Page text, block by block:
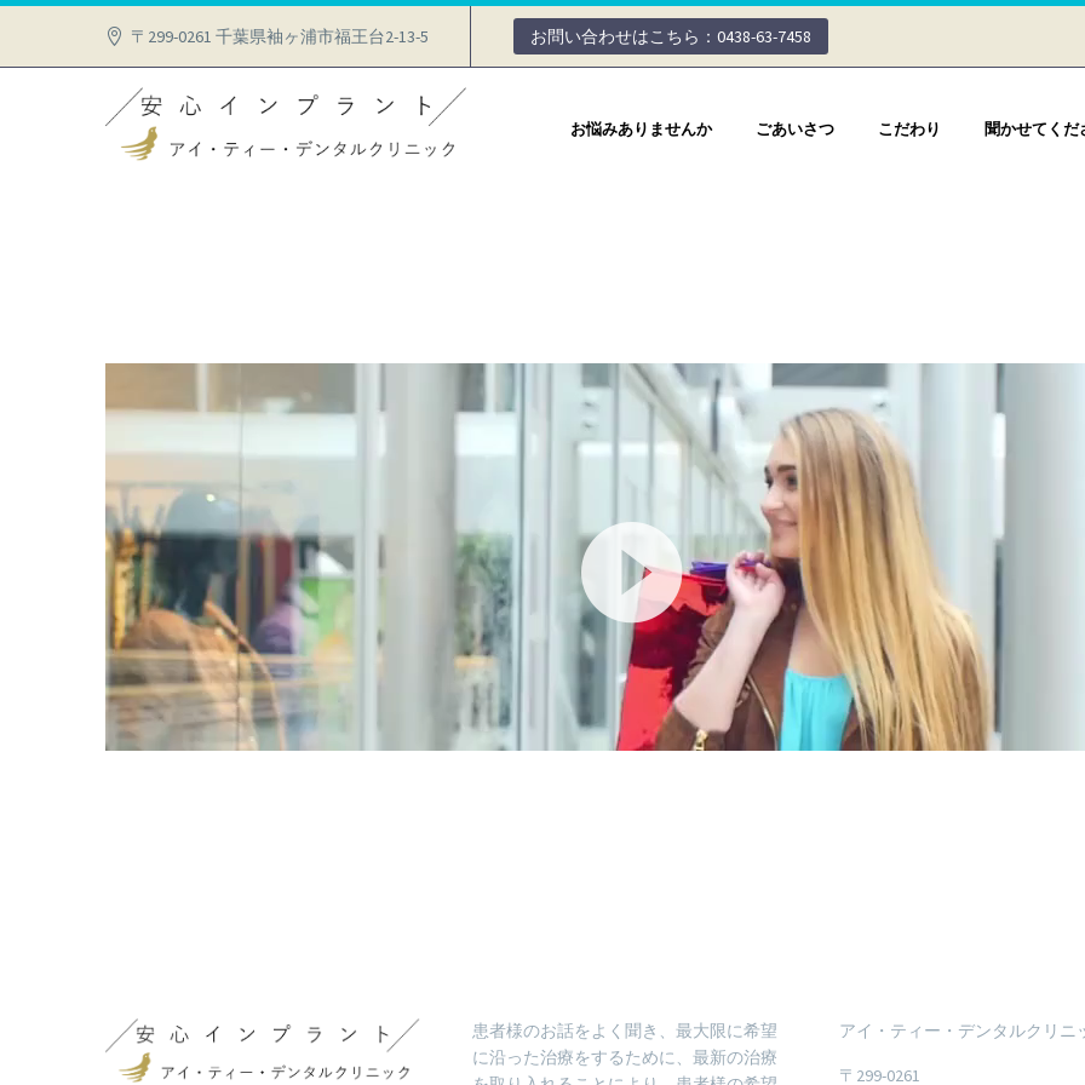
〒299-0261 千葉県袖ヶ浦市福王台2-13-5 お問い合わせはこちら：0438-63-7458
お悩みありませんか ごあいさつ こだわり 聞かせてくだ
レ
ー
ヤ
ー
患者様のお話をよく聞き、最大限に希望
に沿った治療をするために、最新の治療
アイ・ティー・デンタルクリニ
〒299-0261